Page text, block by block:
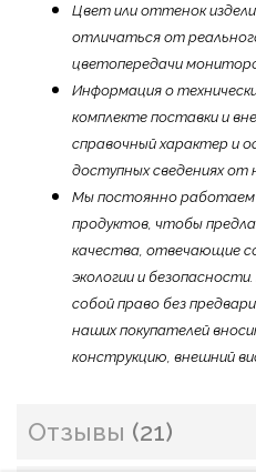
Цвет или оттенок
отличаться от
цветопередачи
Информация о
комплекте поставки и
справочный характер и
доступных сведениях от
Мы постоянно работаем
продуктов, чтобы
качества, отвечающие
экологии и
собой право без
наших покупателей
конструкцию, внешний
Отзывы 21